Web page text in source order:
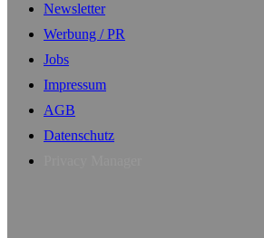
Newsletter
Werbung / PR
Jobs
Impressum
AGB
Datenschutz